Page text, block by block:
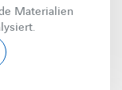
Materialien